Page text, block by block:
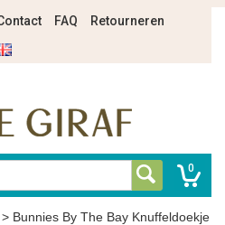
FAQ
Retourneren
0
> Bunnies By The Bay Knuffeldoekje